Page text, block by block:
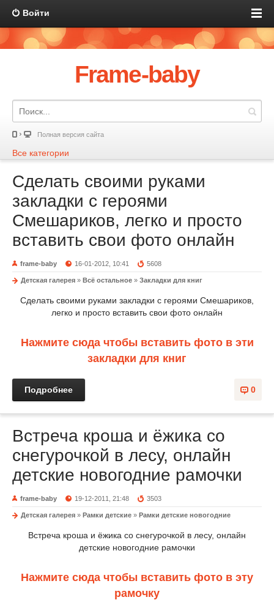
Войти
Frame-baby
Полная версия сайта
Все категории
Сделать своими руками
закладки с героями
Смешариков, легко и просто
вставить свои фото онлайн
frame-baby 16-01-2012, 10:41 5608
Детская галерея » Всё остальное » Закладки для книг
Сделать своими руками закладки с героями Смешариков,
легко и просто вставить свои фото онлайн
Нажмите сюда чтобы вставить фото в эти
закладки для книг
0
Подробнее
Встреча кроша и ёжика со
снегурочкой в лесу, онлайн
детские новогодние рамочки
frame-baby 19-12-2011, 21:48 3503
Детская галерея » Рамки детские » Рамки детские новогодние
Встреча кроша и ёжика со снегурочкой в лесу, онлайн
детские новогодние рамочки
Нажмите сюда чтобы вставить фото в эту
рамочку